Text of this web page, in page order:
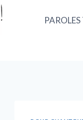
PAROLES